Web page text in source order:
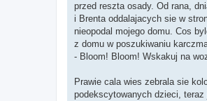
przed reszta osady. Od rana,
i Brenta oddalajacych sie w
nieopodal mojego domu. Cos
z domu w poszukiwaniu
- Bloom! Bloom! Wskakuj na
Prawie cala wies zebrala sie
podekscytowanych dzieci,